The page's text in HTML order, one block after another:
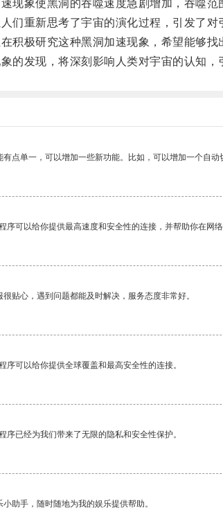
象使黑洞的吞噬速度急剧增加，吞噬范
重新思考了宇宙的演化过程，引发了对
极研究这种黑洞加速现象，希望能够找
发现，将深刻影响人类对宇宙的认知，
点单一，可以增加一些新功能。比如，可以增加一个自
序可以给你提供最高速度和安全性的连接，并帮助你在网络
贴心，遇到问题都能及时解决，服务态度非常好。
序可以给你提供全球覆盖和最高安全性的连接。
序已经为我们带来了无限的隐私和安全性保护。
助手，随时随地为我的娱乐提供帮助。